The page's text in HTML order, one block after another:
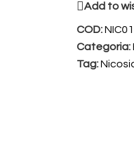
Add to
COD:NIC01
Categoria:
Tag: